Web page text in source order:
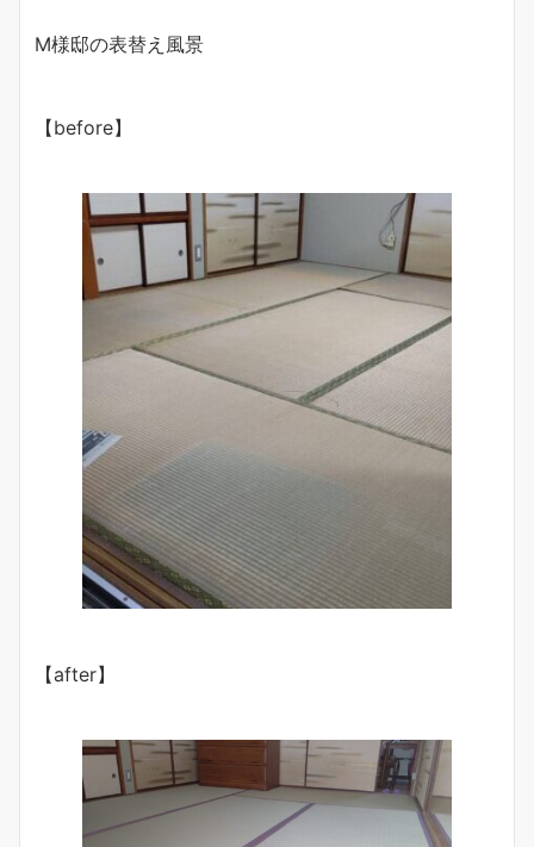
M様邸の表替え風景
【before】
【after】